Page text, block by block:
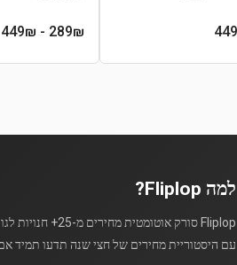
289₪
- 449₪
למה Fliplop?
Fliplop סורק אוטומטית מחירים מ-25+ חנויות לגו ישראליות מספר פעמים ביום.
עם היסטוריית מחירים של חצי שנה תדעו תמיד